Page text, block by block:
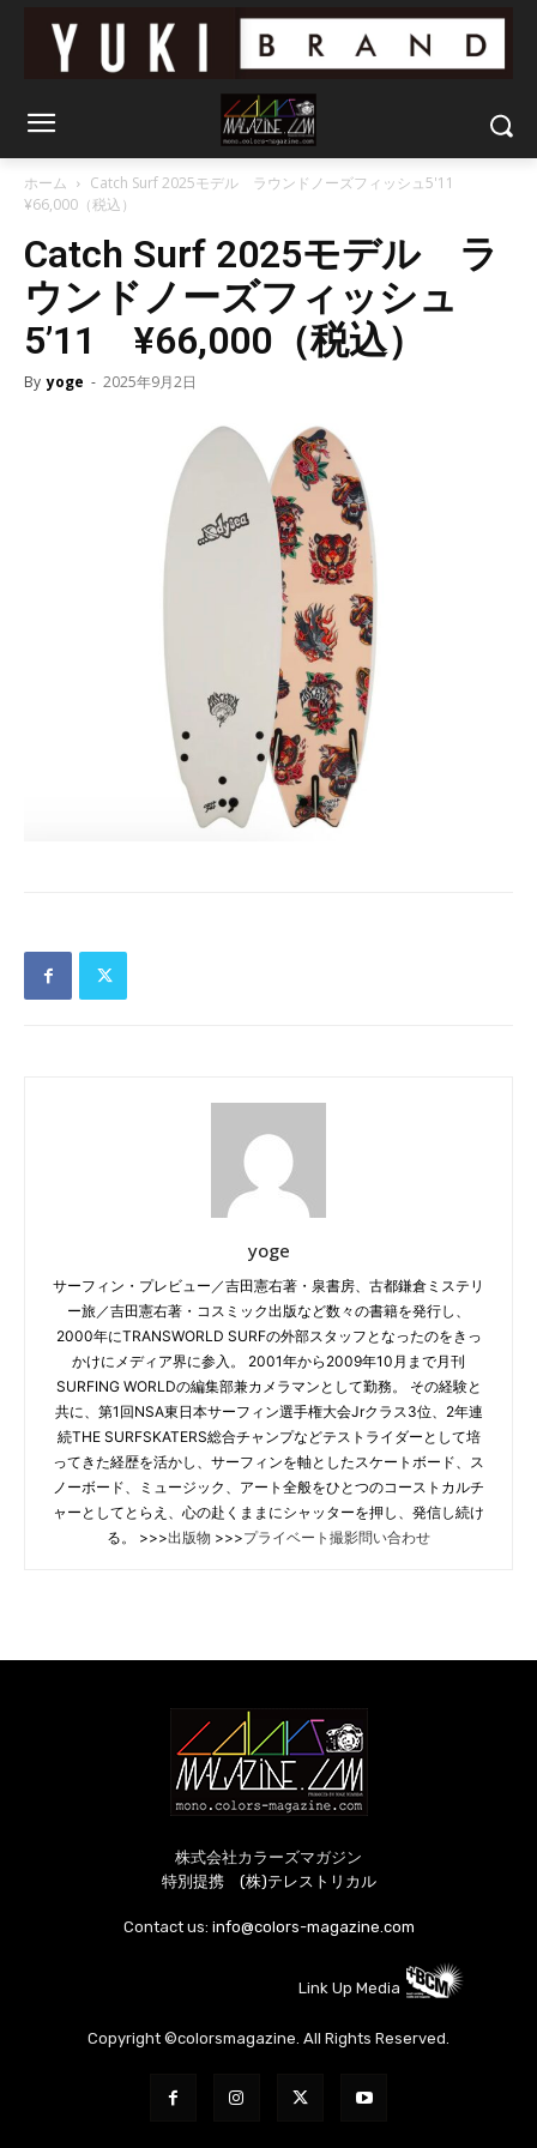
ホーム
Catch Surf 2025モデル ラウンドノーズフィッシュ5'11
¥66,000（税込）
Catch Surf 2025モデル ラ
ウンドノーズフィッシュ
5’11 ¥66,000（税込）
By yoge - 2025年9月2日
yoge
サーフィン・プレビュー／吉田憲右著・泉書房、古都鎌倉ミステリ
ー旅／吉田憲右著・コスミック出版など数々の書籍を発行し、
2000年にTRANSWORLD SURFの外部スタッフとなったのをきっ
かけにメディア界に参入。 2001年から2009年10月まで月刊
SURFING WORLDの編集部兼カメラマンとして勤務。 その経験と
共に、第1回NSA東日本サーフィン選手権大会Jrクラス3位、2年連
続THE SURFSKATERS総合チャンプなどテストライダーとして培
ってきた経歴を活かし、サーフィンを軸としたスケートボード、ス
ノーボード、ミュージック、アート全般をひとつのコーストカルチ
ャーとしてとらえ、心の赴くままにシャッターを押し、発信し続け
る。 >>>出版物 >>>プライベート撮影問い合わせ
株式会社カラーズマガジン
特別提携 (株)テレストリカル
Contact us: info@colors-magazine.com
Link Up Media
Copyright ©colorsmagazine. All Rights Reserved.